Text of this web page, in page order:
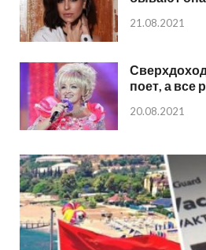
21.08.2021
поет, а все
20.08.2021